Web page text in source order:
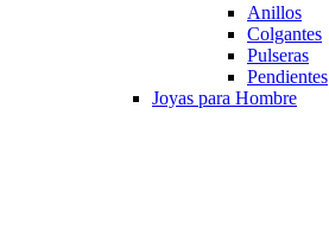
Anillos
Colgantes
Pulseras
Pendientes
Joyas para Hombre